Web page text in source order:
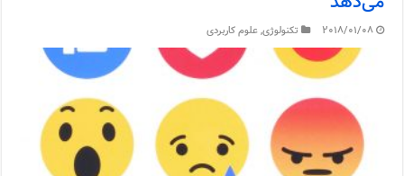
2018/01/08 تکنولوژی,علوم کاربردی